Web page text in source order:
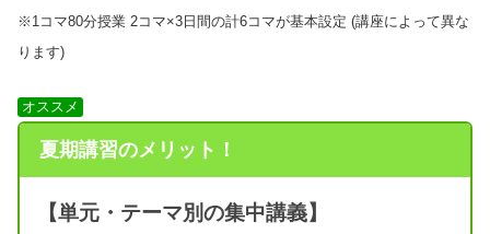
※1コマ80分授業 2コマ×3日間の計6コマが基本設定 (講座によって異な
ります)
オススメ
夏期講習のメリット！
【単元・テーマ別の集中講義】